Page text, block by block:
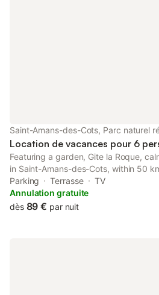
Saint-Amans-des-Cots, Parc naturel
Location de vacances pour 6
Featuring a garden, Gite la Roque,
in Saint-Amans-des-Cots, within 50
49 km of Grand-Rodez Golf Course.
to a terrace and free private parking.
Parking Terrasse
TV
Annulation gratuite
dès 89 € par nuit